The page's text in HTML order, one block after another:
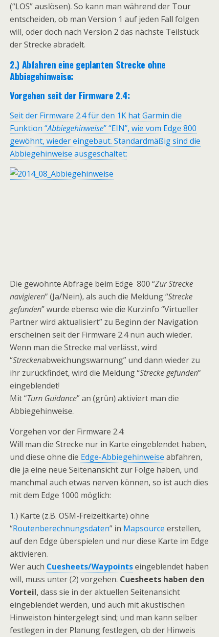
(“LOS” auslösen). So kann man während der Tour
entscheiden, ob man Version 1 auf jeden Fall folgen
will, oder doch nach Version 2 das nächste Teilstück
der Strecke abradelt.
2.) Abfahren eine geplanten Strecke ohne
Abbiegehinweise:
Vorgehen seit der Firmware 2.4:
Seit der Firmware 2.4 für den 1K hat Garmin die
Funktion “Abbiegehinweise” “EIN”, wie vom Edge 800
gewöhnt, wieder eingebaut. Standardmäßig sind die
Abbiegehinweise ausgeschaltet:
Die gewohnte Abfrage beim Edge 800 “Zur Strecke
navigieren” (Ja/Nein), als auch die Meldung “Strecke
gefunden” wurde ebenso wie die Kurzinfo “Virtueller
Partner wird aktualisiert” zu Beginn der Navigation
erscheinen seit der Firmware 2.4 nun auch wieder.
Wenn man die Strecke mal verlässt, wird
“Streckenabweichungswarnung” und dann wieder zu
ihr zurückfindet, wird die Meldung “Strecke gefunden”
eingeblendet!
Mit “Turn Guidance” an (grün) aktiviert man die
Abbiegehinweise.
Vorgehen vor der Firmware 2.4:
Will man die Strecke nur in Karte eingeblendet haben,
und diese ohne die Edge-Abbiegehinweise abfahren,
die ja eine neue Seitenansicht zur Folge haben, und
manchmal auch etwas nerven können, so ist auch dies
mit dem Edge 1000 möglich:
1.) Karte (z.B. OSM-Freizeitkarte) ohne
“Routenberechnungsdaten” in Mapsource erstellen,
auf den Edge überspielen und nur diese Karte im Edge
aktivieren.
Wer auch Cuesheets/Waypointseingeblendet haben
will, muss unter (2) vorgehen. Cuesheets haben den
Vorteil, dass sie in der aktuellen Seitenansicht
eingeblendet werden, und auch mit akustischen
Hinweiston hintergelegt sind; und man kann selber
festlegen in der Planung festlegen, ob der Hinweis